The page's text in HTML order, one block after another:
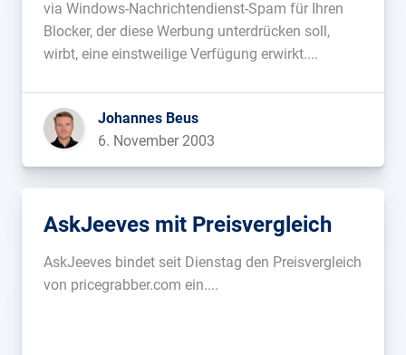
via Windows-Nachrichtendienst-Spam für Ihren
Blocker, der diese Werbung unterdrücken soll,
wirbt, eine einstweilige Verfügung erwirkt....
Johannes Beus
6. November 2003
AskJeeves mit Preisvergleich
AskJeeves bindet seit Dienstag den Preisvergleich
von pricegrabber.com ein....